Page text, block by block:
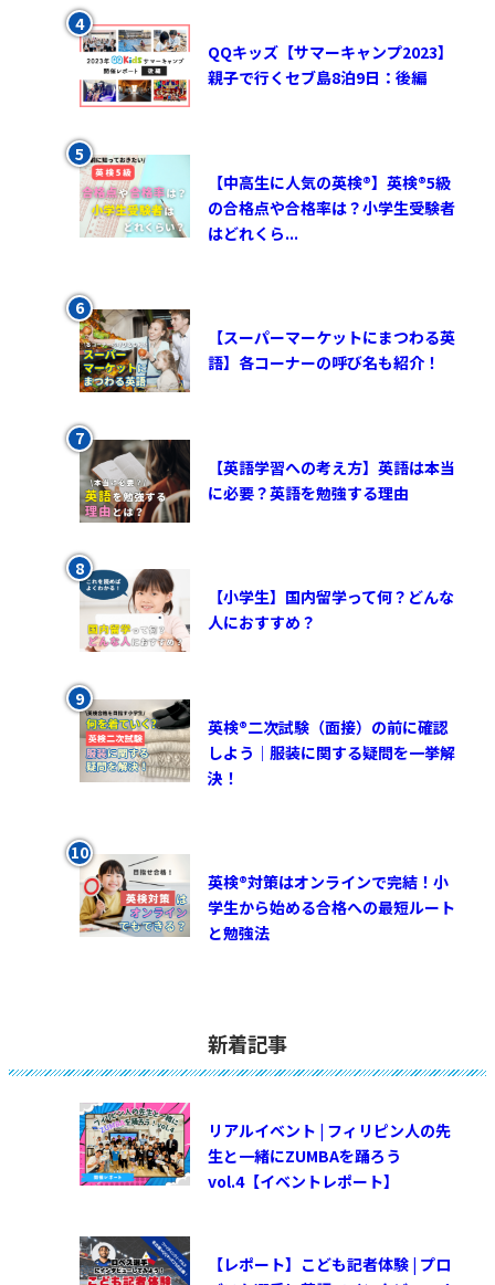
QQキッズ【サマーキャンプ2023】
親子で行くセブ島8泊9日：後編
【中高生に人気の英検®︎】英検®︎5級
の合格点や合格率は？小学生受験者
はどれくら...
【スーパーマーケットにまつわる英
語】各コーナーの呼び名も紹介！
【英語学習への考え方】英語は本当
に必要？英語を勉強する理由
【小学生】国内留学って何？どんな
人におすすめ？
英検®︎二次試験（面接）の前に確認
しよう｜服装に関する疑問を一挙解
決！
英検®対策はオンラインで完結！小
学生から始める合格への最短ルート
と勉強法
新着記事
リアルイベント | フィリピン人の先
生と一緒にZUMBAを踊ろう
vol.4【イベントレポート】
【レポート】こども記者体験 | プロ